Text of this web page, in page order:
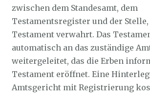
zwischen dem Standesamt, dem
Testamentsregister und der Stelle,
Testament verwahrt. Das
automatisch an das zuständige
weitergeleitet, das die Erben
Testament eröffnet. Eine
Amtsgericht mit Registrierung